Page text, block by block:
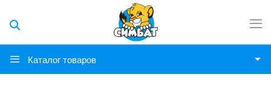
Каталог товаров